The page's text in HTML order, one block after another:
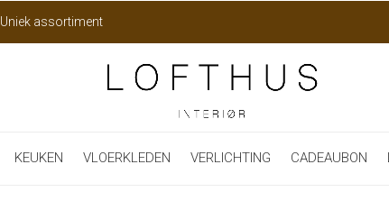
KEUKEN VLOERKLEDEN VERLICHTING CADEAUBON
Uniek assortiment